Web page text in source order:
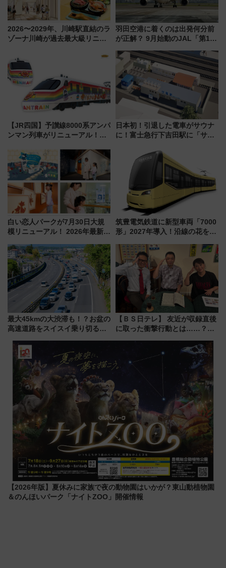
2026〜2029年、川崎駅直結のラ
ゾーナ川崎が過去最大級リニュ
「いつから何が変わるか」徹底
解説！
羽田空港に着くのは出発何分前
が正解？ 9月始動のJAL「第1タ
歩1キロ超え！ 知っておきたい
変更点まとめ
【JR四国】予讃線8000系アンパ
ンマン列車がリニューアル！内
今年12月
日本初！引退した電車がサウナ
に！富士急行下吉田駅に「サ電
業 行き交う電車の音や振動を
感じながら「ととのう」新感覚
白い恋人パークが7月30日大規
模リニューアル！ 2026年最新の
と料金・アクセスを徹底解説
（札幌市）
筑豊電気鉄道に新型車両「7000
形」2027年導入！沿線の花をイ
内は落ち着いたゆとりある空間
に
最大45kmの大渋滞も！？お盆の
高速道路をスイスイ乗り切る快
【ＢＳ日テレ】 友近が収録直後
に取った衝撃行動とは……？
で極上の夏祭り鉄道旅を放送
【2026年版】夏休みに家族で夜の動物園はいかが？東山動植物園
＆のんほいパーク「ナイトZOO」開催情報